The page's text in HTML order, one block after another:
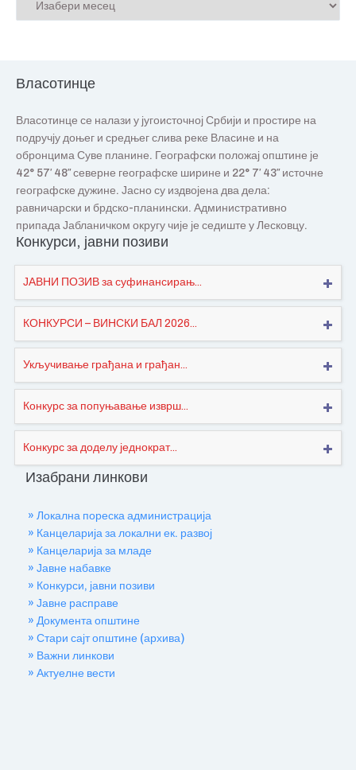
Власотинце
Власотинце се налази у југоисточној Србији и простире на
подручју доњег и средњег слива реке Власине и на
обронцима Суве планине. Географски положај општине је
42° 57′ 48″ северне географске ширине и 22° 7′ 43″ источне
географске дужине. Јасно су издвојена два дела:
равничарски и брдско-планински. Административно
припада Јабланичком округу чије је седиште у Лесковцу.
Конкурси, јавни позиви
ЈАВНИ ПОЗИВ за суфинансирањ...
КОНКУРСИ – ВИНСКИ БАЛ 2026...
Укључивање грађана и грађан...
Конкурс за попуњавање изврш...
Конкурс за доделу једнократ...
Изабрани линкови
» Локална пореска администрација
» Канцеларија за локални ек. развој
» Канцеларија за младе
» Јавне набавке
» Конкурси, јавни позиви
» Јавне расправе
» Документа општине
» Стари сајт општине (архива)
» Важни линкови
» Актуелне вести